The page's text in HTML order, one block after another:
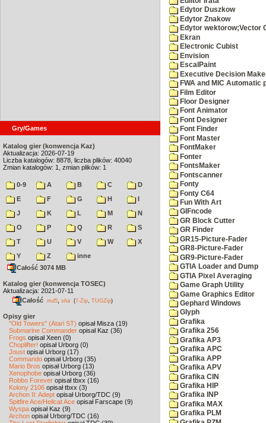
Gry/Games
Katalog gier (konwencja Kaz)
Aktualizacja: 2026-07-19
Liczba katalogów: 8878, liczba plików: 40040
Zmian katalogów: 1, zmian plików: 1
0-9 A B C
D
E
F G H
I
J
K L M
N
O
P Q R
S
T
U V W
X
Y
Z
inne
Całość 3074 MB
Katalog gier (konwencja TOSEC)
Aktualizacja: 2021-07-11
Całość md5 sha (7-Zip TUGZip)
Opisy gier
"Old Towers" (Atari ST) opisał Misza (19)
Submarine Commander opisał Kaz (36)
Frogs opisał Xeen (0)
Choplifter! opisał Urborg (0)
Joust opisał Urborg (17)
Commando opisał Urborg (35)
Mario Bros opisał Urborg (13)
Xenophobe opisał Urborg (36)
Robbo Forever opisał tbxx (16)
Kolony 2106 opisał tbxx (3)
Archon II: Adept opisał Urborg/TDC (9)
Spitfire Ace/Hellcat Ace opisał Farscape (9)
Wyspa opisał Kaz (9)
Archon opisał Urborg/TDC (16)
Edytor Duszkow
Edytor Znakow
Edytor wektorow;Vector
Ekran
Electronic Cubist
Envision
EscalPaint
Executive Decision
FWA and MIC
Film Editor
Floor Designer
Font Animator
Font Designer
Font Finder
Font Master
FontMaker
Fonter
FontsMaker
Fontscanner
Fonty
Fonty C64
Fun With Art
GIFncode
GR Block Cutter
GR Finder
GR15-Picture-Fader
GR8-Picture-Fader
GR9-Picture-Fader
GTIA Loader and Dump
GTIA Pixel Averaging
Game Graph Utility
Game Graphics Editor
Gephard Windows
Glyph
Grafika
Grafika 256
Grafika AP3
Grafika APC
Grafika APP
Grafika APV
Grafika CIN
Grafika HIP
Grafika INP
Grafika MAX
Grafika PLM